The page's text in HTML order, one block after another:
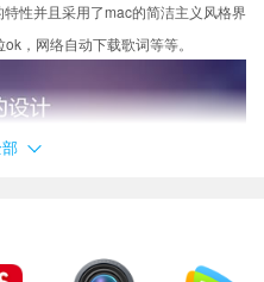
性并且采用了mac的简洁主义风格界
，网络自动下载歌词等等。